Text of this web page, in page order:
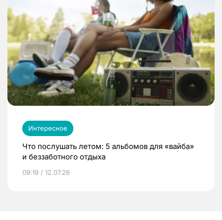
Интересное
Что послушать летом: 5 альбомов для «вайба»
и беззаботного отдыха
09:19 / 12.07.26